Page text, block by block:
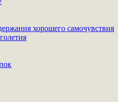
хорошего самочувствия